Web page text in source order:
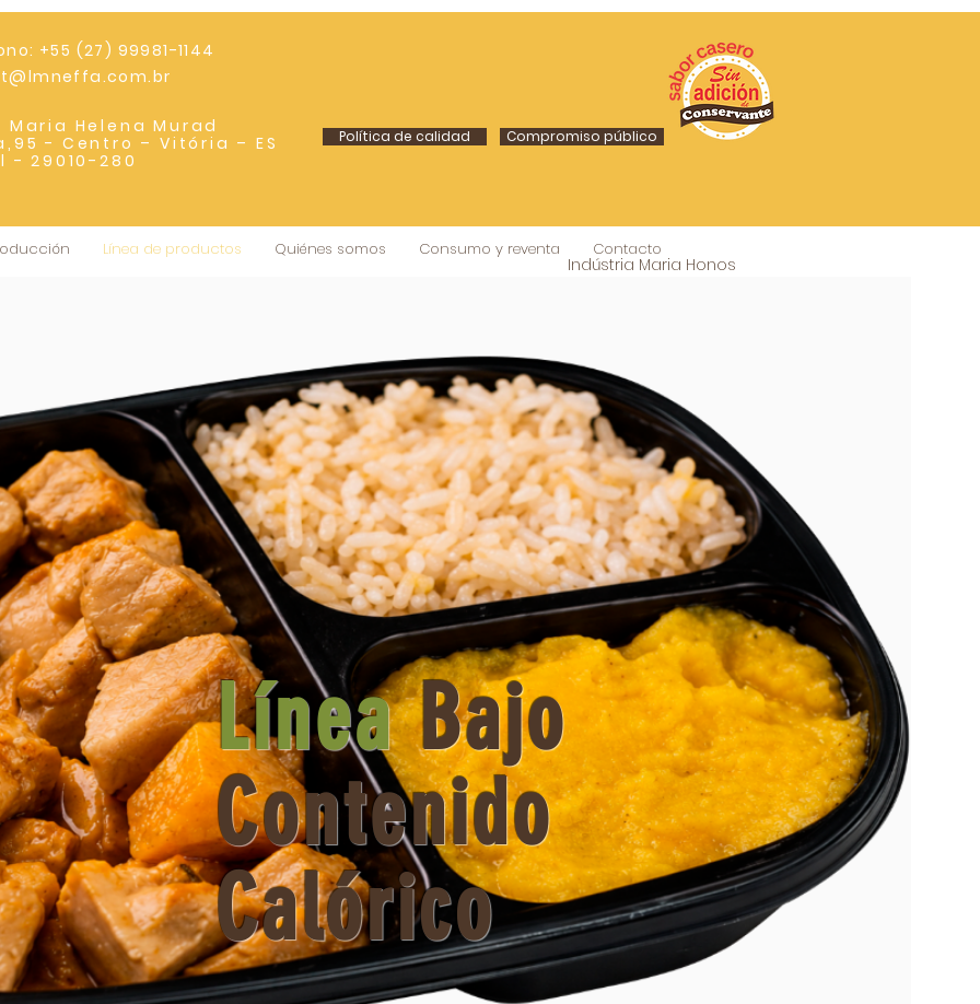
+55 (27) 99981-1144
Maria Helena Murad
- Centro – Vitória – ES
- 29010-280
Política de calidad Compromiso público
Línea de productos Quiénes somos Consumo y reventa Contacto
Indústria Maria Honos
Línea Bajo
Contenido
Calórico